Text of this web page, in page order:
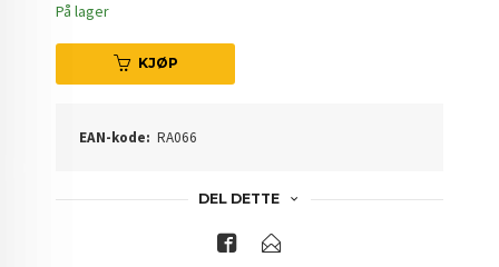
På lager
KJØP
EAN-kode: RA066
DEL DETTE